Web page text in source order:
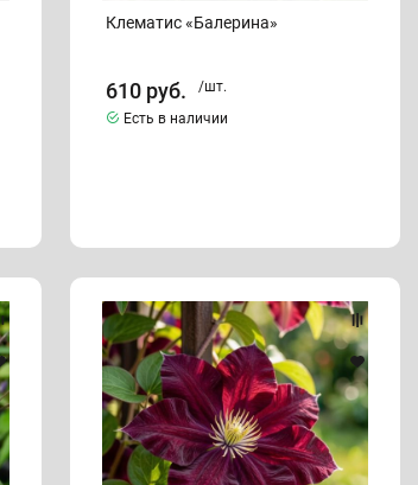
Клематис «Балерина»
610 руб.
/шт.
Есть в наличии
Клематис
Варшавска
Найк